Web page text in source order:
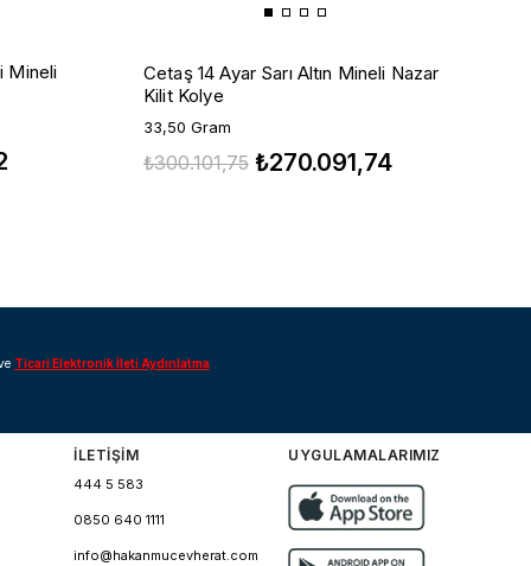
Mineli
Cetaş 14 Ayar Sarı Altın Mineli Nazar
Kilit Kolye
33,50 Gram
₺270.091,74
₺300.101,75
Ticari Elektronik İleti Aydınlatma
İLETİŞİM
444 5 583
0850 640 1111
info@hakanmucevherat.com
UYGULAMALARIMIZ